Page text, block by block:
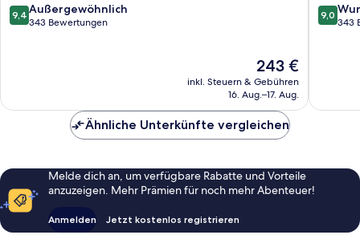
Brda
9.4
von
9,4 Außergewöhnlich
343 Bewertungen
Der
Preis
beträgt
243 €
inkl. Steuern & Gebühren
16. Aug.–17. Aug.
9.0
von
9,0
343
Ähnliche Unterkünfte vergleichen
Melde dich an, um verfügbare Rabatte und Vorteile
anzuzeigen. Mehr Prämien für noch mehr Abenteuer!
Anmelden Jetzt kostenlos registrieren